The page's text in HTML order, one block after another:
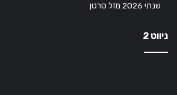
שנתי 2026 מזל סרטן
ניווט 2